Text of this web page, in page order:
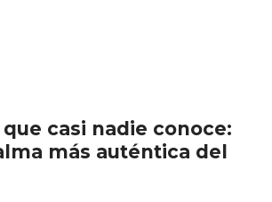
que casi nadie conoce:
más auténtica del